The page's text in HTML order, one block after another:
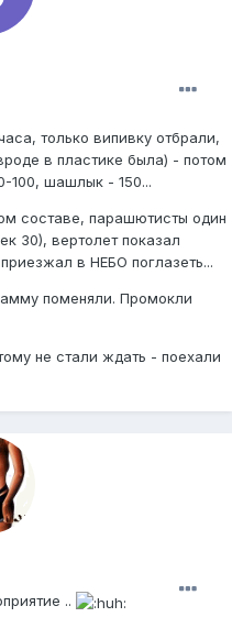
только випивку отбрали,
в пластике была) - потом
100, шашлык - 150...
составе, парашютисты один
30), вертолет показал
в НЕБО поглазеть...
поменяли. Промокли
не стали ждать - поехали
..